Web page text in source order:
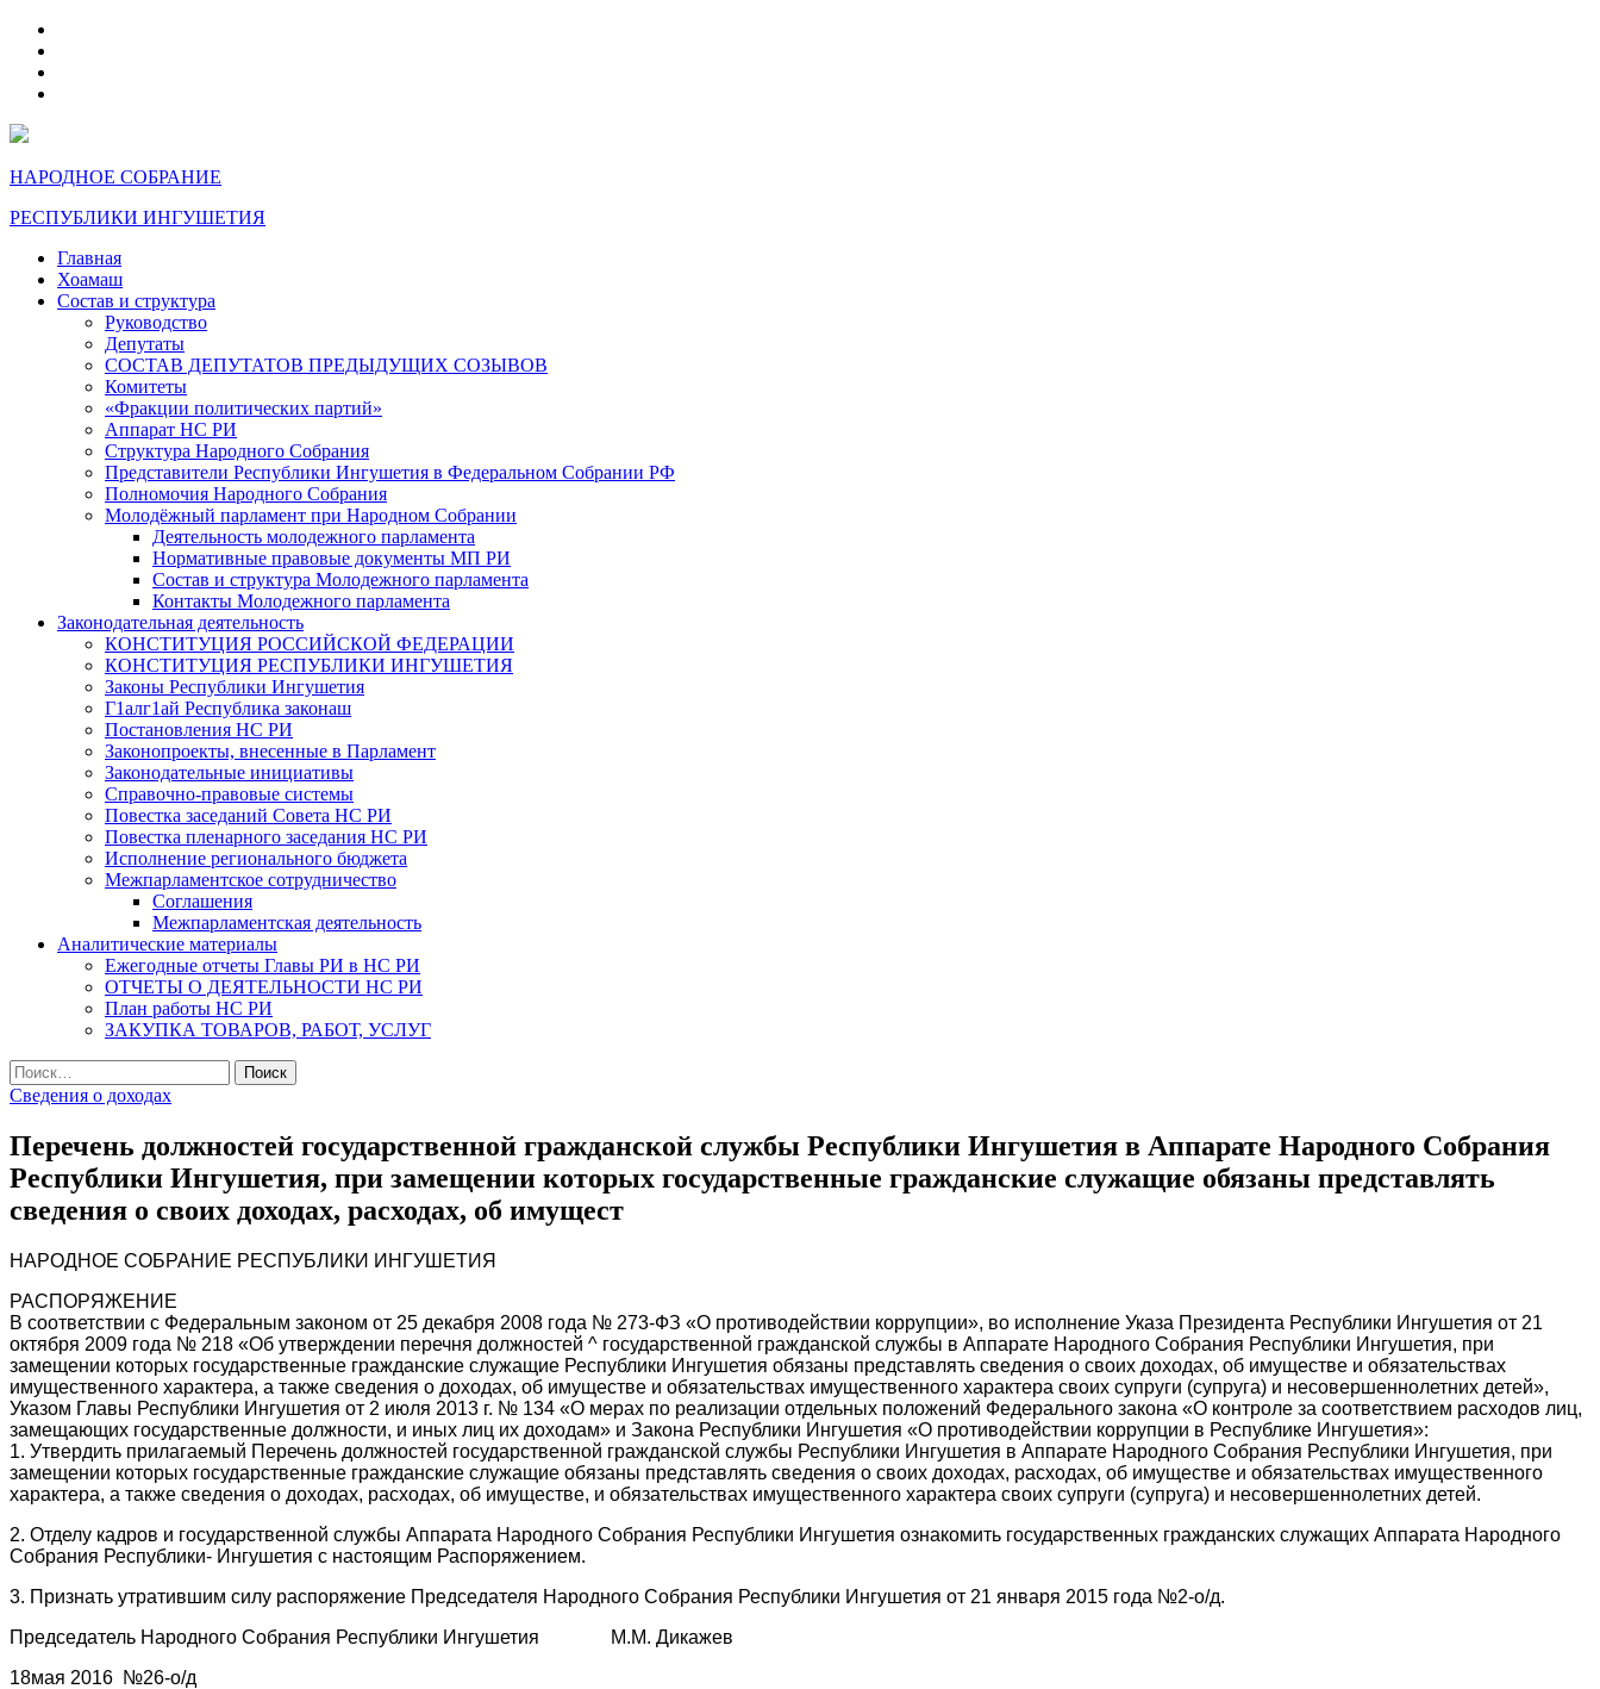
НАРОДНОЕ СОБРАНИЕ
РЕСПУБЛИКИ ИНГУШЕТИЯ
Главная
Хоамаш
Состав и структура
Руководство
Депутаты
СОСТАВ ДЕПУТАТОВ ПРЕДЫДУЩИХ СОЗЫВОВ
Комитеты
«Фракции политических партий»
Аппарат НС РИ
Структура Народного Собрания
Представители Республики Ингушетия в Федеральном Собрании РФ
Полномочия Народного Собрания
Молодёжный парламент при Народном Собрании
Деятельность молодежного парламента
Нормативные правовые документы МП РИ
Состав и структура Молодежного парламента
Контакты Молодежного парламента
Законодательная деятельность
КОНСТИТУЦИЯ РОССИЙСКОЙ ФЕДЕРАЦИИ
КОНСТИТУЦИЯ РЕСПУБЛИКИ ИНГУШЕТИЯ
Законы Республики Ингушетия
Г1алг1ай Республика законаш
Постановления НС РИ
Законопроекты, внесенные в Парламент
Законодательные инициативы
Справочно-правовые системы
Повестка заседаний Совета НС РИ
Повестка пленарного заседания НС РИ
Исполнение регионального бюджета
Межпарламентское сотрудничество
Соглашения
Межпарламентская деятельность
Аналитические материалы
Ежегодные отчеты Главы РИ в НС РИ
ОТЧЕТЫ О ДЕЯТЕЛЬНОСТИ НС РИ
План работы НС РИ
ЗАКУПКА ТОВАРОВ, РАБОТ, УСЛУГ
Найти:
Сведения о доходах
Перечень должностей государственной гражданской службы Республики Ингушетия в Аппарате Народного Собрания
Республики Ингушетия, при замещении которых государственные гражданские служащие обязаны представлять
сведения о своих доходах, расходах, об имущест
НАРОДНОЕ СОБРАНИЕ РЕСПУБЛИКИ ИНГУШЕТИЯ
РАСПОРЯЖЕНИЕ
В соответствии с Федеральным законом от 25 декабря 2008 года № 273-ФЗ «О противодействии коррупции», во исполнение Указа Президента Республики Ингушетия от 21
октября 2009 года № 218 «Об утверждении перечня должностей ^ государственной гражданской службы в Аппарате Народного Собрания Республики Ингушетия, при
замещении которых государственные гражданские служащие Республики Ингушетия обязаны представлять сведения о своих доходах, об имуществе и обязательствах
имущественного характера, а также сведения о доходах, об имуществе и обязательствах имущественного характера своих супруги (супруга) и несовершеннолетних детей»,
Указом Главы Республики Ингушетия от 2 июля 2013 г. № 134 «О мерах по реализации отдельных положений Федерального закона «О контроле за соответствием расходов лиц,
замещающих государственные должности, и иных лиц их доходам» и Закона Республики Ингушетия «О противодействии коррупции в Республике Ингушетия»:
1. Утвердить прилагаемый Перечень должностей государственной гражданской службы Республики Ингушетия в Аппарате Народного Собрания Республики Ингушетия, при
замещении которых государственные гражданские служащие обязаны представлять сведения о своих доходах, расходах, об имуществе и обязательствах имущественного
характера, а также сведения о доходах, расходах, об имуществе, и обязательствах имущественного характера своих супруги (супруга) и несовершеннолетних детей.
2. Отделу кадров и государственной службы Аппарата Народного Собрания Республики Ингушетия ознакомить государственных гражданских служащих Аппарата Народного
Собрания Республики- Ингушетия с настоящим Распоряжением.
3. Признать утратившим силу распоряжение Председателя Народного Собрания Республики Ингушетия от 21 января 2015 года №2-о/д.
Председатель Народного Собрания Республики Ингушетия М.М. Дикажев
18мая 2016 №26-о/д